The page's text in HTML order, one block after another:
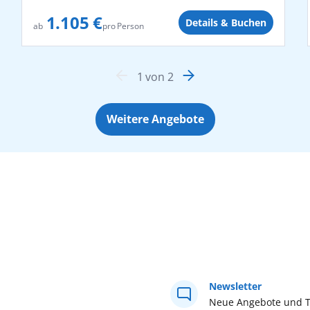
ab 1.105 €pro Person Details & Buchen
1 von 2
Weitere Angebote
Neue Angebote und
Newsletter